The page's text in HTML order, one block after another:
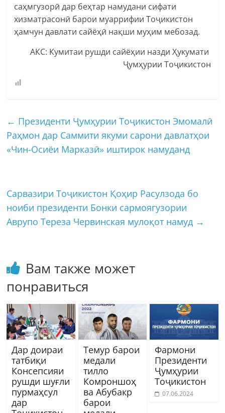
саҳмгузорӣ дар беҳтар намудани сифати
хизматрасонӣ барои муаррифии Тоҷикистон
ҳамчун давлати сайёҳӣ нақши муҳим мебозад.
АКС: Кумитаи рушди сайёҳии назди Ҳукумати
Ҷумҳурии Тоҷикистон
← Президенти Ҷумҳурии Тоҷикистон Эмомалӣ
Раҳмон дар Саммити якуми сарони давлатҳои
«Чин-Осиёи Марказӣ» иштирок намуданд
Сарвазири Тоҷикистон Қоҳир Расулзода бо
ноиби президенти Бонки сармоягузории
Аврупо Тереза Червинская мулоқот намуд →
Вам также может
понравиться
Дар доираи
татбиқи
Консепсияи
рушди шуғли
пурмаҳсул
дар
Темур барои
медали
тилло
Комроншоҳ
ва Абубакр
барои
Фармони
Президенти
Ҷумҳурии
Тоҷикистон
07.06.2024